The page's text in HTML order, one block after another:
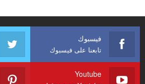
فيسبوك
تابعنا على فيسبوك
Youtube